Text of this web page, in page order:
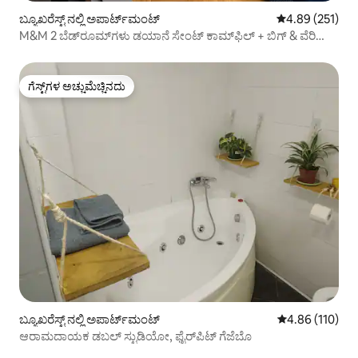
ಬ್ಯೂಖರೆಸ್ಟ್ ನಲ್ಲಿ ಅಪಾರ್ಟ್‌ಮಂಟ್ 5 ರಲ್ಲಿ 4.89
4.89 (251)
M&M 2 ಬೆಡ್‌ರೂಮ್‌ಗಳು ಡಯಾನೆ ಸೇಂಟ್ ಕಾಮ್‌ಫಿಲ್ + ಬಿಗ್ & ವೆರಿ
ಗೆಸ್ಟ್‌ಗಳ ಅಚ್ಚುಮೆಚ್ಚಿನದು
ಗೆಸ್ಟ್‌ಗಳ ಅಚ್ಚುಮೆಚ್ಚಿನದು
ಬ್ಯೂಖರೆಸ್ಟ್ ನಲ್ಲಿ ಅಪಾರ್ಟ್‌ಮಂಟ್ 5 ರಲ್ಲಿ 4.86
4.86 (110)
ಆರಾಮದಾಯಕ ಡಬಲ್ ಸ್ಟುಡಿಯೋ, ಫೈರ್‌ಪಿಟ್ ಗೆಜೆಬೊ